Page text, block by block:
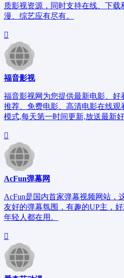
质影视资源，同时支持在线、下
漫、综艺应有尽有。
福音影视
福音影视网为您提供最新电影、
推荐、免费电影、高清电影在线
模式,每天第一时间更新,放送最新
AcFun弹幕网
AcFun是国内首家弹幕视频网站，
友好的弹幕氛围，有趣的UP主，
年轻人都在用。